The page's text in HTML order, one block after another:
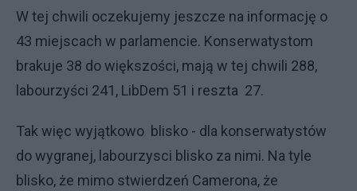
W tej chwili oczekujemy jeszcze na informację o
43 miejscach w parlamencie. Konserwatystom
brakuje 38 do większości, mają w tej chwili 288,
labourzyści 241, LibDem 51 i reszta 27.
Tak więc wyjątkowo blisko - dla konserwatystów
do wygranej, labourzysci blisko za nimi. Na tyle
blisko, że mimo stwierdzeń Camerona, że